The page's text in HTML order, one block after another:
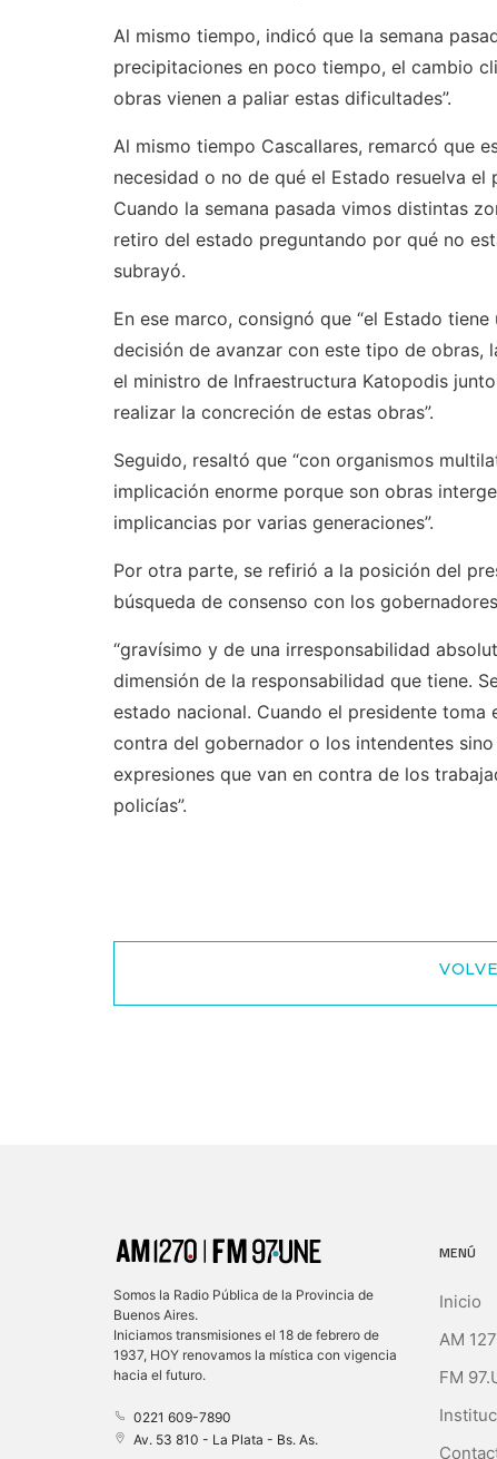
Al mismo tiempo, indicó que la semana
precipitaciones en poco tiempo, el cambio
obras vienen a paliar estas dificultades”.
Al mismo tiempo Cascallares, remarcó que
necesidad o no de qué el Estado resuelva
Cuando la semana pasada vimos distintas
retiro del estado preguntando por qué no
subrayó.
En ese marco, consignó que “el Estado
decisión de avanzar con este tipo de obras,
el ministro de Infraestructura Katopodis
realizar la concreción de estas obras”.
Seguido, resaltó que “con organismos
implicación enorme porque son obras
implicancias por varias generaciones”.
Por otra parte, se refirió a la posición del
búsqueda de consenso con los
“gravísimo y de una irresponsabilidad
dimensión de la responsabilidad que tiene.
estado nacional. Cuando el presidente
contra del gobernador o los intendentes
expresiones que van en contra de los
policías”.
Somos la Radio Pública de la Provincia de
Buenos Aires.
Iniciamos transmisiones el 18 de febrero de
1937, HOY renovamos la mística con vigencia
hacia el futuro.
0221 609-7890
Av. 53 810 - La Plata - Bs. As.
MENÚ
Inicio
AM
FM